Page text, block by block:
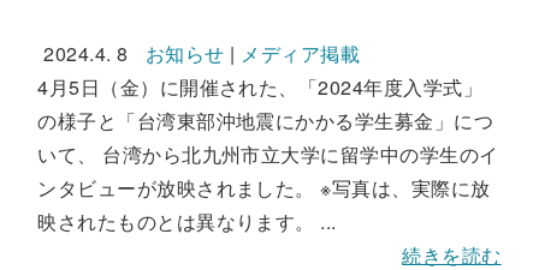
2024.4. 8 お知らせ | メディア掲載
4月5日（金）に開催された、「2024年度入学式」
の様子と「台湾東部沖地震にかかる学生募金」につ
いて、 台湾から北九州市立大学に留学中の学生のイ
ンタビューが放映されました。 ※写真は、実際に放
映されたものとは異なります。 ...
続きを読む